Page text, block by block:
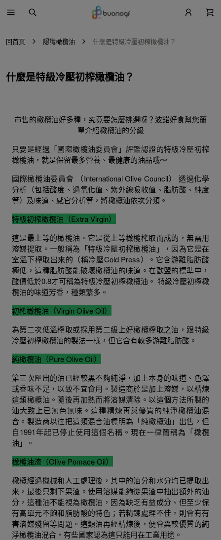
回首頁 認識橄欖油 什麼是特級冷壓初榨橄欖油？
什麼是特級冷壓初榨橄欖油？
市售的橄欖油好多種，究竟要怎麼挑選呀？波鍩好食幫您簡
單介紹橄欖油的分級
只要是經過「國際橄欖油委員會」評鑑認證的特級冷壓初榨
橄欖油，就是保留最多營養、最健康的油品哦～
國際橄欖油委員會 （International Olive Council） 透過化學
分析（包括酸度、過氧化值、紫外線吸收值、脂肪酸、純度
等）及味道、感官分析等，將橄欖油依次分類。
特級初榨橄欖油（Extra Virgin）
這是最上等的橄欖油。它是從上等橄欖榨取而成的，無需用
溶媒提取。一般稱為「特級冷壓初榨橄欖油」，因為它是在
室溫下榨取出來的（稱冷壓Cold Press）。它含游離脂肪酸
極低，這種脂肪酸能破壞橄欖油的味道。在歐盟的標準中，
酸價低於0.8才可稱為特級冷壓初榨橄欖油。 特級冷壓初榨橄
欖油的味道芳香，種類繁多。
初榨橄欖油（Virgin Olive Oil）
為第二次低溫榨取或採用第二級上好橄欖榨取之油，跟特級
冷壓初榨橄欖油的製法一樣，但它含有較多游離脂肪酸。
純橄欖油（Pure Olive Oil）
第三次壓出的油已經較黑不夠純淨，加上本身的味道、色澤
或香味不足，以致不宜食用。製造商於是加上溶媒，以精煉
這類橄欖油。隨後再加熱而將溶媒清除。以這個方法所製的
油大致上已無色無味。這種精煉再與優質的純淨橄欖油混
合。製造商以往把這類混合油標明為「純橄欖油」出售，但
自1991年起已停止使用這個名稱。現在一律簡稱為「橄欖
油」。
橄欖油渣（Olive Pomace Oil）
橄欖經過機械和人工處理後，其中的油分和水分均已提取出
來，最後只剩下果渣。使用溶媒能夠從果渣中抽出額外的油
分，這種油不能視為橄欖油，因為缺乏有益成分、但至少保
有高單元不飽和脂肪酸的特色；若精鍊處理不佳，則會有有
害溶媒殘留等問題。這類油再經精煉後，便會與較優質的純
淨橄欖油混合，有些國家認為這只能用在工業用途。